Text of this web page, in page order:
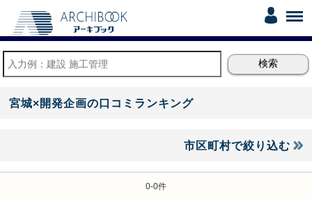
宮城×開発企画の口コミランキング
市区町村で絞り込む
0-0件